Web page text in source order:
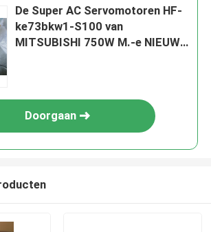
De Super AC Servomotoren HF-
ke73bkw1-S100 van
MITSUBISHI 750W M.-e NIEUW
Doorgaan